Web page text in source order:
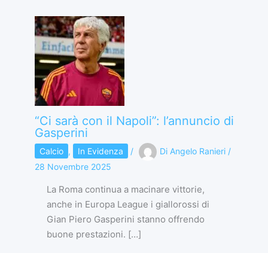
“Ci sarà con il Napoli”: l’annuncio di
Gasperini
Calcio , In Evidenza / Di Angelo Ranieri /
28 Novembre 2025
La Roma continua a macinare vittorie,
anche in Europa League i giallorossi di
Gian Piero Gasperini stanno offrendo
buone prestazioni. […]